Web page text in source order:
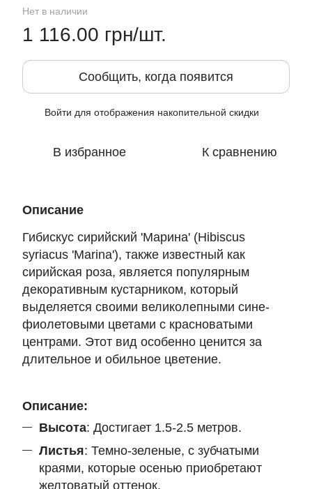
Нет в наличии
1 116.00 грн/шт.
Сообщить, когда появится
Войти для отображения накопительной скидки
В избранное К сравнению
Описание
Гибискус сирийский 'Марина' (Hibiscus
syriacus 'Marina'), также известный как
сирийская роза, является популярным
декоративным кустарником, который
выделяется своими великолепными сине-
фиолетовыми цветами с красноватыми
центрами. Этот вид особенно ценится за
длительное и обильное цветение.
Описание:
Высота: Достигает 1.5-2.5 метров.
Листья: Темно-зеленые, с зубчатыми
краями, которые осенью приобретают
желтоватый оттенок.